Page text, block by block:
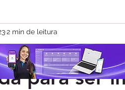
a
para ser
2 min de leitura